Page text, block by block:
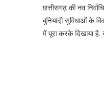
छत्तीसगढ़ की नव
बुनियादी सुविधाओं के
में पूरा करके दिखाया